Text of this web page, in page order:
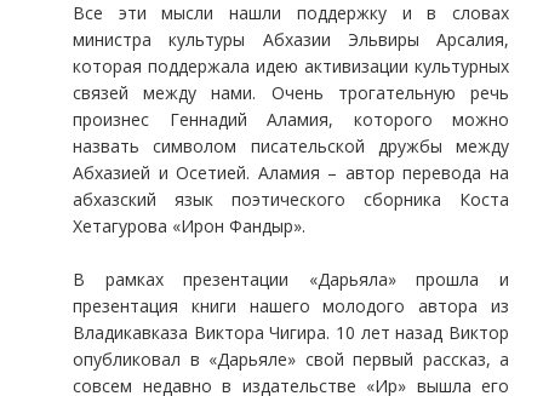
Все эти мысли нашли поддержку и в словах
министра культуры Абхазии Эльвиры Арсалия,
которая поддержала идею активизации культурных
связей между нами. Очень трогательную речь
произнес Геннадий Аламия, которого можно
назвать символом писательской дружбы между
Абхазией и Осетией. Аламия – автор перевода на
абхазский язык поэтического сборника Коста
Хетагурова «Ирон Фандыр».
В рамках презентации «Дарьяла» прошла и
презентация книги нашего молодого автора из
Владикавказа Виктора Чигира. 10 лет назад Виктор
опубликовал в «Дарьяле» свой первый рассказ, а
совсем недавно в издательстве «Ир» вышла его